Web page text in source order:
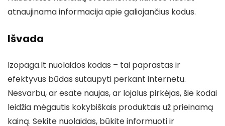
atnaujinama informacija apie galiojančius kodus.
Išvada
Izopaga.lt nuolaidos kodas – tai paprastas ir
efektyvus būdas sutaupyti perkant internetu.
Nesvarbu, ar esate naujas, ar lojalus pirkėjas, šie kodai
leidžia mėgautis kokybiškais produktais už prieinamą
kainą. Sekite nuolaidas, būkite informuoti ir